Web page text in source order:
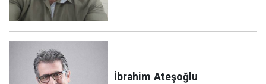
İbrahim Ateşoğlu